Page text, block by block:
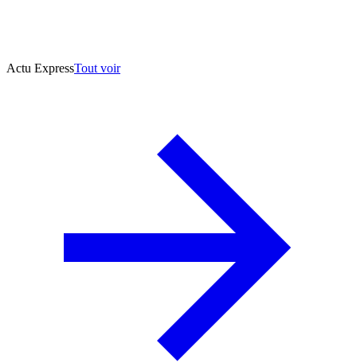
Actu ExpressTout voir